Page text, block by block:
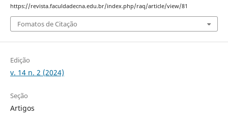
https://revista.faculdadecna.edu.br/index.php/raq/article/view/81
Fomatos de Citação
Edição
v. 14 n. 2 (2024)
Seção
Artigos